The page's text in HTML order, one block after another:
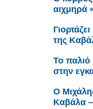
αιχμηρά
της
Το παλιό
στην
Ο
Καβάλα –